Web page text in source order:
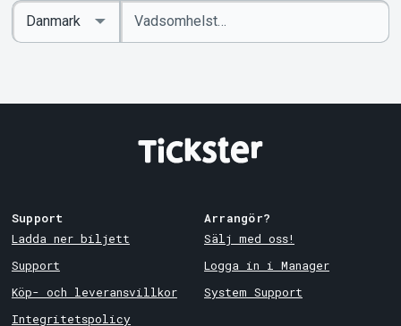
Ange
sökord
Select
Country
Support
Ladda ner biljett
Support
Köp- och leveransvillkor
Integritetspolicy
Arrangör?
Sälj med oss!
Logga in i Manager
System Support